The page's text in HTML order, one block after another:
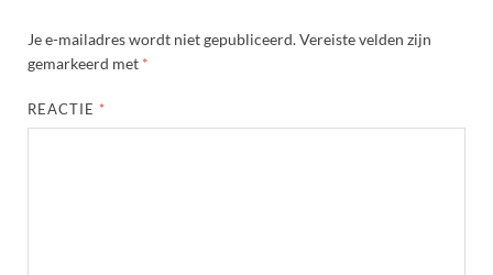
Je e-mailadres wordt niet gepubliceerd.Vereiste velden zijn
gemarkeerd met *
REACTIE *